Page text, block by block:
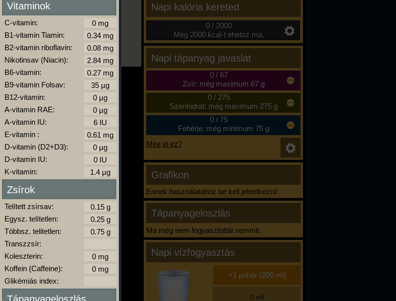
Napi kalória kereted
0 / 2000
Még 2000 kcal-t ehetsz ma.
Napi tápanyag javaslat
0/ 67
Zsír: még maximum 67 g
0/ 275
Szénhidrát: még maximum 275 g
0/ 75
Fehérje: még minimum 75 g
Mire jó ez?
Grafikon
Ennek használatához be kell jelentkezni!
Tápanyageloszlás
Ma még nem fogyasztottál semmit.
Napi vízfogyasztás
Vitaminok
C-vitamin:
B1-vitamin Tiamin:
B2-vitamin riboflavin:
Nikotinsav (Niacin):
B6-vitamin:
B9-vitamin Folsav:
B12-vitamin:
A-vitamin RAE:
A-vitamin IU:
E-vitamin :
D-vitamin (D2+D3):
D-vitamin IU:
K-vitamin:
Zsírok
Telített zsírsav:
Egysz. telítetlen:
Többsz. telitetlen:
Transzzsír:
Koleszterin:
Koffein (Caffeine):
Glikémiás index: